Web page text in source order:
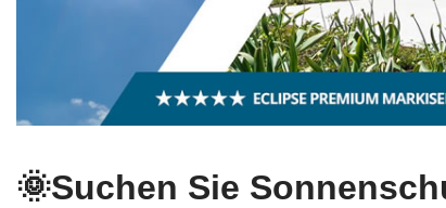
🌞Suchen Sie